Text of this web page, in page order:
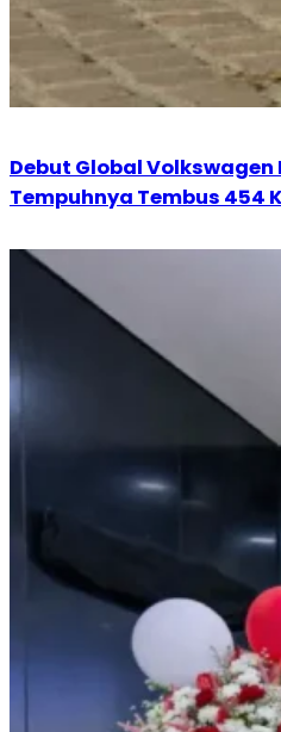
Debut Global Volkswagen
Tempuhnya Tembus 454